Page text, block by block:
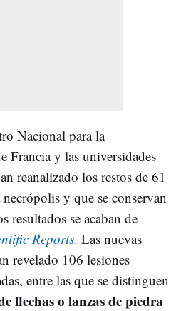
Nacional para la
Francia y las universidades
reanalizado los restos de 61
y que se conservan
se acaban de
Reports. Las nuevas
revelado 106 lesiones
entre las que se distinguen
flechas o lanzas de piedra